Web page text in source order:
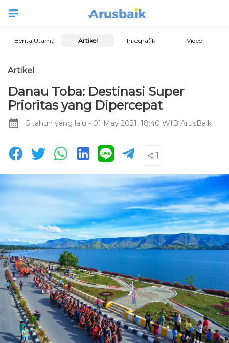
Berita Utama Artikel Infografik Video
Artikel
Danau Toba: Destinasi Super
Prioritas yang Dipercepat
5 tahun yang lalu - 01 May 2021, 18:40 WIB ArusBaik
1